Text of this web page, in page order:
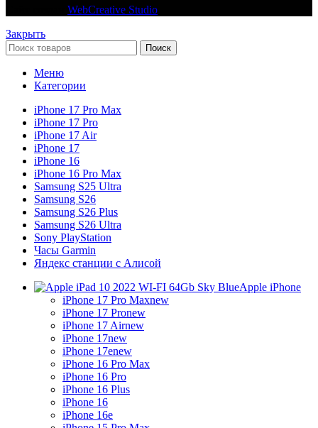
WebCreative Studio
Закрыть
Поиск
Меню
Категории
iPhone 17 Pro Max
iPhone 17 Pro
iPhone 17 Air
iPhone 17
iPhone 16
iPhone 16 Pro Max
Samsung S25 Ultra
Samsung S26
Samsung S26 Plus
Samsung S26 Ultra
Sony PlayStation
Часы Garmin
Яндекс станции с Алисой
Apple iPhone
iPhone 17 Pro Maxnew
iPhone 17 Pronew
iPhone 17 Airnew
iPhone 17new
iPhone 17enew
iPhone 16 Pro Max
iPhone 16 Pro
iPhone 16 Plus
iPhone 16
iPhone 16e